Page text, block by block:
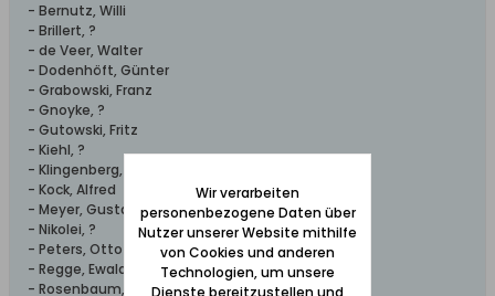
- Bernutz, Willi
- Brillert, ?
- de Veer, Walter
- Dodenhöft, Günter
- Grabowski, Franz
- Gnoyke, ?
- Gutowski, Fritz
- Kiehl, ?
- Klingenberg, ?
- Kock, Alfred
- Meyer, Gustav
- Nikolei, ?
- Peters, Otto
- Regge, Ewald
- Rosenbaum, Theodor
Wir verarbeiten
personenbezogene Daten über
Nutzer unserer Website mithilfe
von Cookies und anderen
Technologien, um unsere
Dienste bereitzustellen und